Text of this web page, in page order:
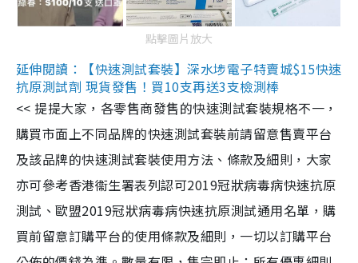
點擊圖片放大
延伸閱讀：【快速測試套裝】深水埗電子特賣城$15快速
抗原測試劑 現貨發售！買10支再送3支檢測棒
<< 提提大家，各零售商發售的快速測試套裝規格不一，
購買市面上不同品牌的快速測試套裝前請留意售賣平台
及該品牌的快速測試套裝使用方法、條款及細則，大家
亦可參考香港衞生署表列認可2019冠狀病毒病快速抗原
測試、歐盟2019冠狀病毒病快速抗原測試通用名單，購
買前留意訂購平台的使用條款及細則，一切以訂購平台